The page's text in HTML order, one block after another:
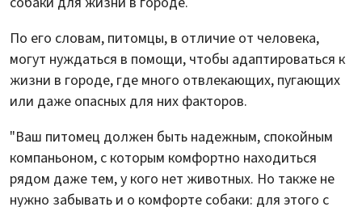
По его словам, питомцы, в отличие от человека,
могут нуждаться в помощи, чтобы адаптироваться к
жизни в городе, где много отвлекающих, пугающих
или даже опасных для них факторов.
"Ваш питомец должен быть надежным, спокойным
компаньоном, с которым комфортно находиться
рядом даже тем, у кого нет животных. Но также не
нужно забывать и о комфорте собаки: для этого с